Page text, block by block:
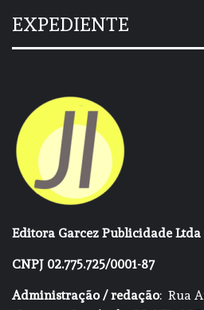
EXPEDIENTE
Editora Garcez Publicidade Ltda
CNPJ 02.775.725/0001-87
Administração / redação: Rua